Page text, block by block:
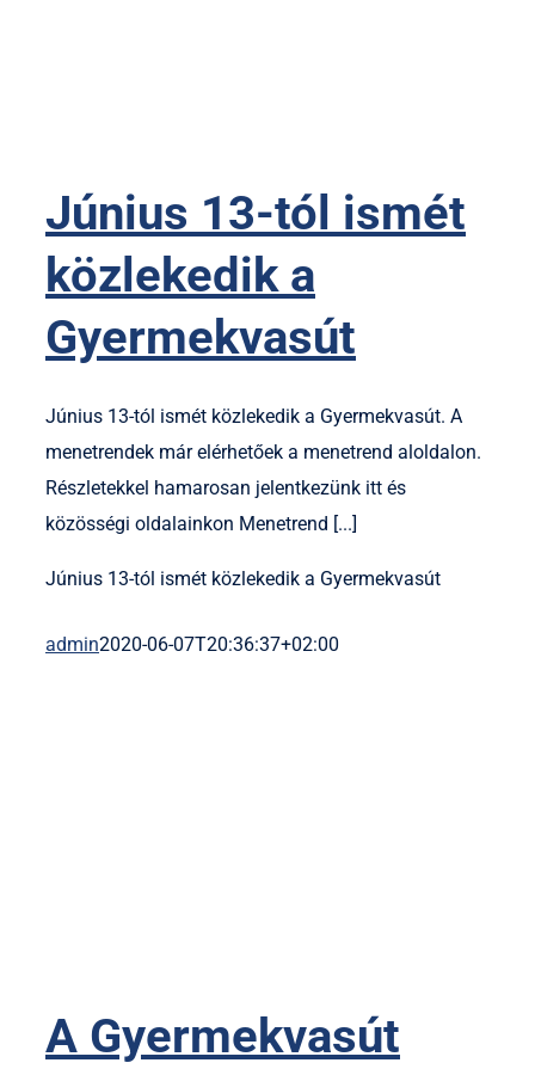
Június 13-tól ismét
közlekedik a
Gyermekvasút
Június 13-tól ismét közlekedik a Gyermekvasút. A
menetrendek már elérhetőek a menetrend aloldalon.
Részletekkel hamarosan jelentkezünk itt és
közösségi oldalainkon Menetrend [...]
Június 13-tól ismét közlekedik a Gyermekvasút
admin2020-06-07T20:36:37+02:00
A Gyermekvasút